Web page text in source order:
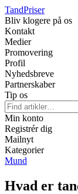
TandPriser
Bliv klogere på os
Kontakt
Medier
Promovering
Profil
Nyhedsbreve
Partnerskaber
Tip os
Min konto
Registrér dig
Mailnyt
Kategorier
Mund
Hvad er